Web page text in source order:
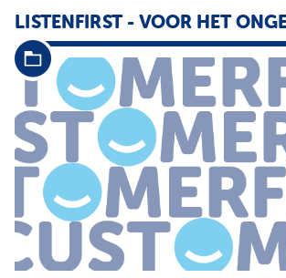
LISTENFIRST - VOOR HET